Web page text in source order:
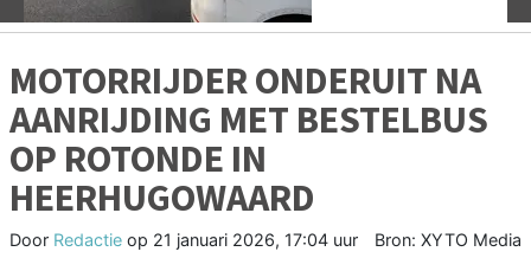
MOTORRIJDER ONDERUIT NA
AANRIJDING MET BESTELBUS
OP ROTONDE IN
HEERHUGOWAARD
Door Redactie op 21 januari 2026, 17:04 uur Bron: XYTO Media